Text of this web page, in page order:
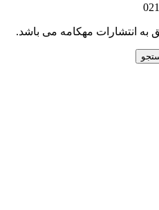
به انتشارات مهکامه می باشد.